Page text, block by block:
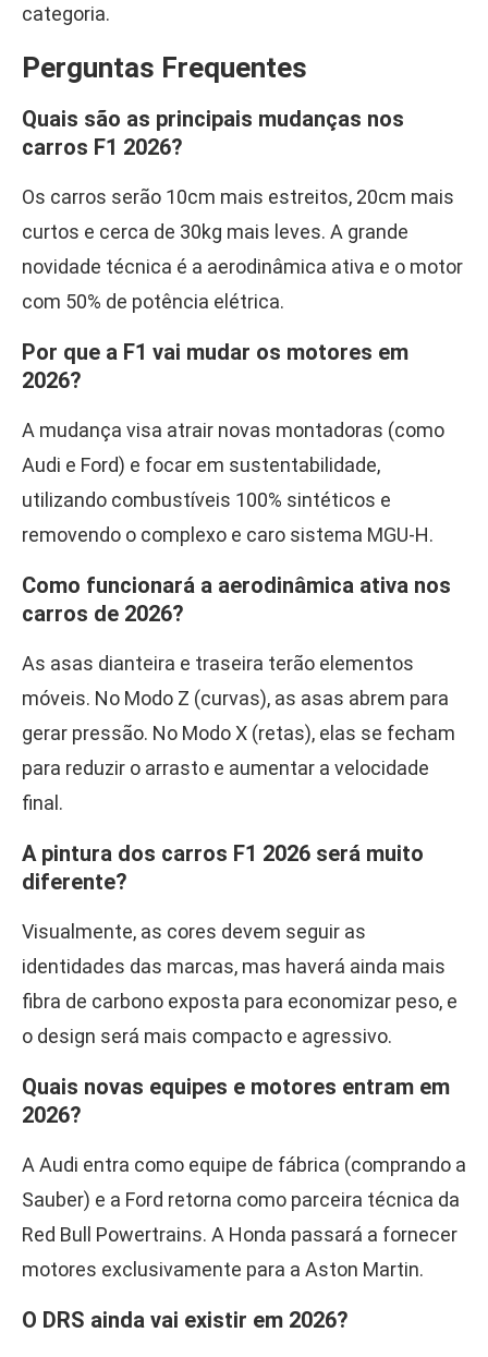
categoria.
Perguntas Frequentes
Quais são as principais mudanças nos
carros F1 2026?
Os carros serão 10cm mais estreitos, 20cm mais
curtos e cerca de 30kg mais leves. A grande
novidade técnica é a aerodinâmica ativa e o motor
com 50% de potência elétrica.
Por que a F1 vai mudar os motores em
2026?
A mudança visa atrair novas montadoras (como
Audi e Ford) e focar em sustentabilidade,
utilizando combustíveis 100% sintéticos e
removendo o complexo e caro sistema MGU-H.
Como funcionará a aerodinâmica ativa nos
carros de 2026?
As asas dianteira e traseira terão elementos
móveis. No Modo Z (curvas), as asas abrem para
gerar pressão. No Modo X (retas), elas se fecham
para reduzir o arrasto e aumentar a velocidade
final.
A pintura dos carros F1 2026 será muito
diferente?
Visualmente, as cores devem seguir as
identidades das marcas, mas haverá ainda mais
fibra de carbono exposta para economizar peso, e
o design será mais compacto e agressivo.
Quais novas equipes e motores entram em
2026?
A Audi entra como equipe de fábrica (comprando a
Sauber) e a Ford retorna como parceira técnica da
Red Bull Powertrains. A Honda passará a fornecer
motores exclusivamente para a Aston Martin.
O DRS ainda vai existir em 2026?